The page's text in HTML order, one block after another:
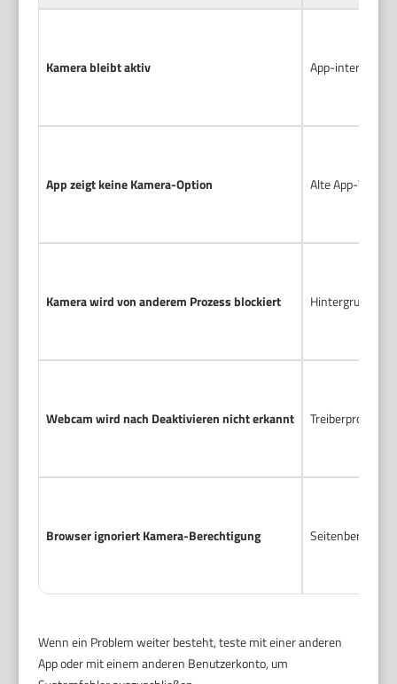
Kamera bleibt aktiv App-internes
App zeigt keine Kamera-Option Alte App-
Kamera wird von anderem Prozess blockiert
Webcam wird nach Deaktivieren nicht erkannt
Browser ignoriert Kamera-Berechtigung
Wenn ein Problem weiter besteht, teste mit einer anderen
App oder mit einem anderen Benutzerkonto, um